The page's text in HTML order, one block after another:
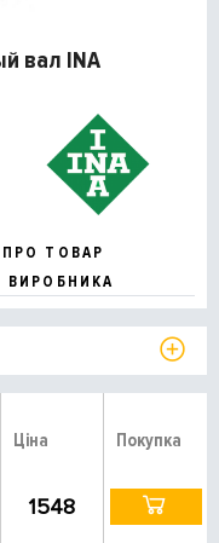
вал INA
ПРО ТОВАР
ВИРОБНИКА
Ціна Покупка
1548